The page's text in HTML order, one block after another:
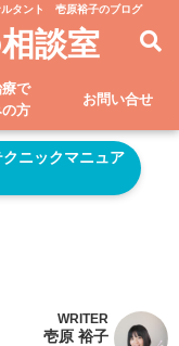
ルタント 壱原裕子のブログ
談室
で
方
お問い合せ
ニックマニュア
WRITER
壱原 裕子